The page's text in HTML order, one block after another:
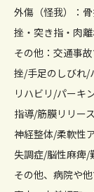
外傷（怪我）：
挫・突き指・肉
その他：交通事
挫/手足のしびれ/
リハビリ/パーキ
指導/筋膜リリー
神経整体/柔軟性
失調症/脳性麻痺/
その他、病院や